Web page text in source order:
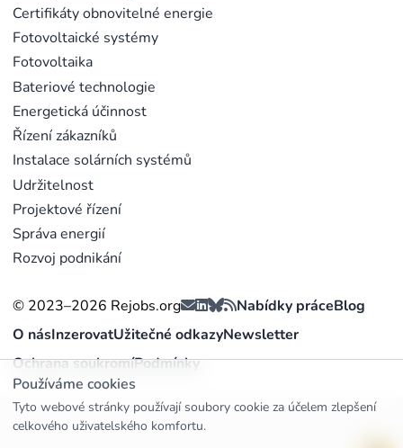
Certifikáty obnovitelné energie
Fotovoltaické systémy
Fotovoltaika
Bateriové technologie
Energetická účinnost
Řízení zákazníků
Instalace solárních systémů
Udržitelnost
Projektové řízení
Správa energií
Rozvoj podnikání
© 2023–2026 Rejobs.org Nabídky práceBlog
O násInzerovatUžitečné odkazyNewsletter
Ochrana soukromíPodmínky
Používáme cookies
Tyto webové stránky používají soubory cookie za účelem zlepšení
celkového uživatelského komfortu.